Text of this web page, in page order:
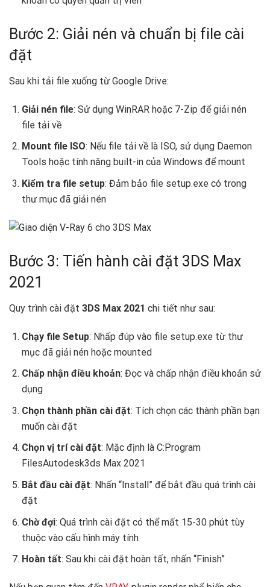
Bước 2: Giải nén và chuẩn bị file cài
đặt
Sau khi tải file xuống từ Google Drive:
Giải nén file: Sử dụng WinRAR hoặc 7-Zip để giải nén
file tải về
Mount file ISO: Nếu file tải về là ISO, sử dụng Daemon
Tools hoặc tính năng built-in của Windows để mount
Kiểm tra file setup: Đảm bảo file setup.exe có trong
thư mục đã giải nén
Bước 3: Tiến hành cài đặt 3DS Max
2021
Quy trình cài đặt 3DS Max 2021 chi tiết như sau:
Chạy file Setup: Nhấp đúp vào file setup.exe từ thư
mục đã giải nén hoặc mounted
Chấp nhận điều khoản: Đọc và chấp nhận điều khoản sử
dụng
Chọn thành phần cài đặt: Tích chọn các thành phần bạn
muốn cài đặt
Chọn vị trí cài đặt: Mặc định là C:Program
FilesAutodesk3ds Max 2021
Bắt đầu cài đặt: Nhấn “Install” để bắt đầu quá trình cài
đặt
Chờ đợi: Quá trình cài đặt có thể mất 15-30 phút tùy
thuộc vào cấu hình máy tính
Hoàn tất: Sau khi cài đặt hoàn tất, nhấn “Finish”